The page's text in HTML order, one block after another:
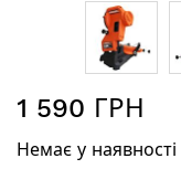
до
галереї
1 590 ГРН
Немає у наявності